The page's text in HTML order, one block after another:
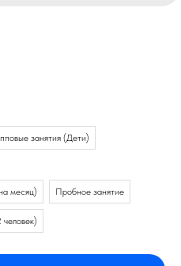
занятия (Дети)
месяц) Пробное занятие